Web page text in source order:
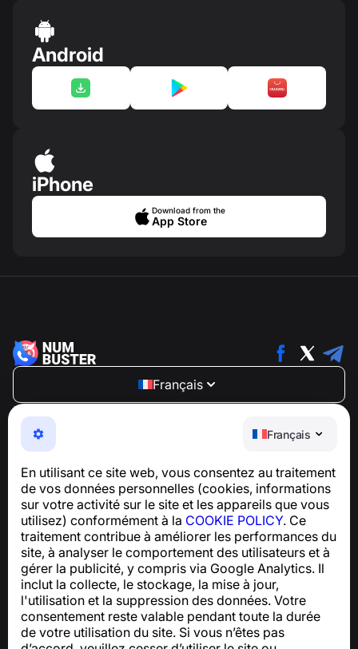
Français
En utilisant ce site web, vous consentez au traitement
de vos données personnelles (cookies, informations
sur votre activité sur le site et les appareils que vous
utilisez) conformément à la COOKIE POLICY. Ce
traitement contribue à améliorer les performances du
site, à analyser le comportement des utilisateurs et à
gérer la publicité, y compris via Google Analytics. Il
inclut la collecte, le stockage, la mise à jour,
l'utilisation et la suppression des données. Votre
consentement reste valable pendant toute la durée
de votre utilisation du site. Si vous n’êtes pas
Android
iPhone
Download from the
App Store
Français
NumBuster © 2013—2026 ·
Une application facile à utiliser qui vous protège contre
les arnaques téléphoniques, le spam et les messages
Pour toute question concernant la conformité au RGPD :
support@numbuster.com
Centre d’aide
Actualités et articles
À propos du projet
Contacts